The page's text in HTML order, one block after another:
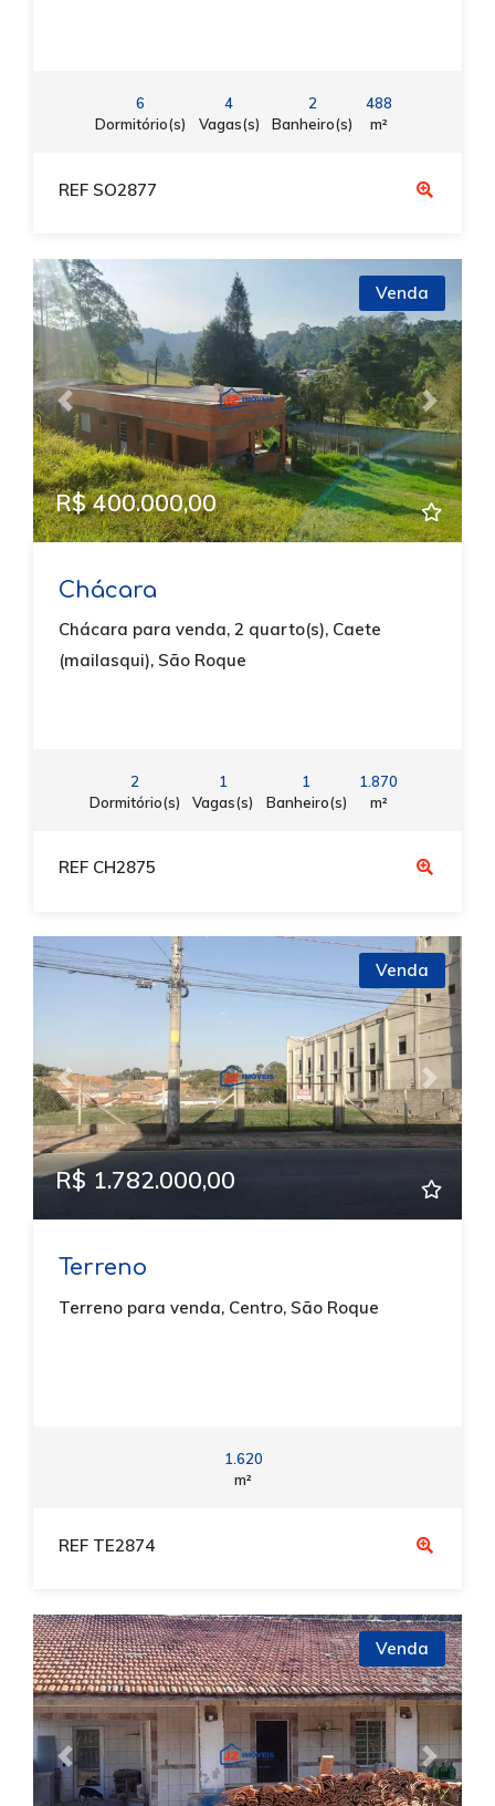
6
Dormitório(s)
4
Vagas(s)
2
Banheiro(s)
488
m²
REF SO2877
Previous Next
Venda
R$ 400.000,00
Chácara
Chácara para venda, 2 quarto(s), Caete
(mailasqui), São Roque
2
Dormitório(s)
1
Vagas(s)
1
Banheiro(s)
1.870
m²
REF CH2875
Previous Next
Venda
R$ 1.782.000,00
Terreno
Terreno para venda, Centro, São Roque
1.620
m²
REF TE2874
Previous Next
Venda